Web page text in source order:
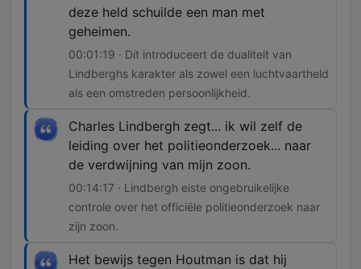
deze held schuilde een man met
geheimen.
00:01:19 · Dit introduceert de dualiteit van
Lindberghs karakter als zowel een luchtvaartheld
als een omstreden persoonlijkheid.
Charles Lindbergh zegt... ik wil zelf de
leiding over het politieonderzoek... naar
de verdwijning van mijn zoon.
00:14:17 · Lindbergh eiste ongebruikelijke
controle over het officiële politieonderzoek naar
zijn zoon.
Het bewijs tegen Houtman is dat hij